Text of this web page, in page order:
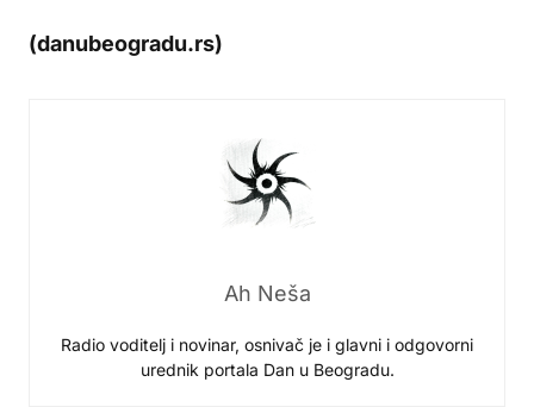
(danubeogradu.rs)
Ah Neša
Radio voditelj i novinar, osnivač je i glavni i odgovorni
urednik portala Dan u Beogradu.